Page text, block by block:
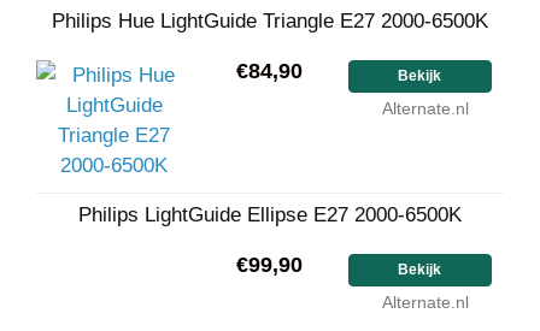
Philips Hue LightGuide Triangle E27 2000-6500K
€84,90 Bekijk
Alternate.nl
Philips LightGuide Ellipse E27 2000-6500K
€99,90 Bekijk
Alternate.nl